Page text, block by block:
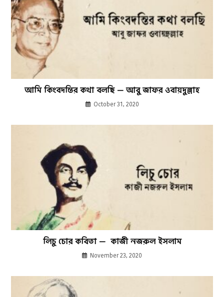
আমি কিংবদন্তির কথা বলছি — আবু জাফর ওবায়দুল্লাহ
October 31, 2020
লিচু চোর কবিতা — কাজী নজরুল ইসলাম
November 23, 2020